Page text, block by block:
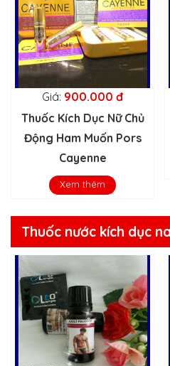
Giá: 900.000 đ
Thuốc Kích Dục Nữ Chủ
Động Ham Muốn Pors
Cayenne
Xem thêm
Thuốc nước kích dục